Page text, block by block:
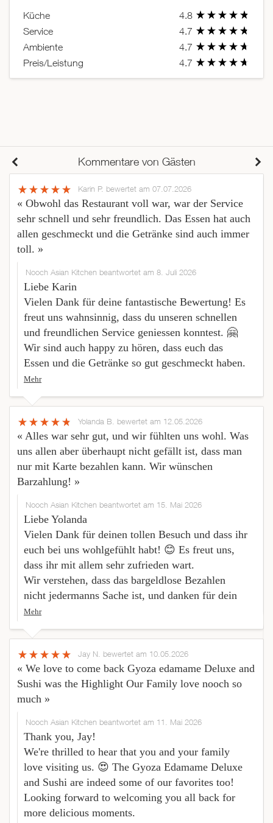
Küche
4.8
Service
4.7
Ambiente
4.7
Preis/Leistung
4.7
Kommentare von Gästen
Karin P. bewertet am 07.07.2026
« Obwohl das Restaurant voll war, war der Service
sehr schnell und sehr freundlich. Das Essen hat auch
allen geschmeckt und die Getränke sind auch immer
toll. »
Nooch Asian Kitchen beantwortet am 8. Juli 2026
Liebe Karin
Vielen Dank für deine fantastische Bewertung! Es
freut uns wahnsinnig, dass du unseren schnellen
und freundlichen Service geniessen konntest. 🤗
Wir sind auch happy zu hören, dass euch das
Essen und die Getränke so gut geschmeckt haben.
Mehr
Yolanda B. bewertet am 12.05.2026
« Alles war sehr gut, und wir fühlten uns wohl. Was
uns allen aber überhaupt nicht gefällt ist, dass man
nur mit Karte bezahlen kann. Wir wünschen
Barzahlung! »
Nooch Asian Kitchen beantwortet am 15. Mai 2026
Liebe Yolanda
Vielen Dank für deinen tollen Besuch und dass ihr
euch bei uns wohlgefühlt habt! 😊 Es freut uns,
dass ihr mit allem sehr zufrieden wart.
Wir verstehen, dass das bargeldlose Bezahlen
nicht jedermanns Sache ist, und danken für dein
Mehr
Jay N. bewertet am 10.05.2026
« We love to come back Gyoza edamame Deluxe and
Sushi was the Highlight Our Family love nooch so
much »
Nooch Asian Kitchen beantwortet am 11. Mai 2026
Thank you, Jay!
We're thrilled to hear that you and your family
love visiting us. 😍 The Gyoza Edamame Deluxe
and Sushi are indeed some of our favorites too!
Looking forward to welcoming you all back for
more delicious moments.